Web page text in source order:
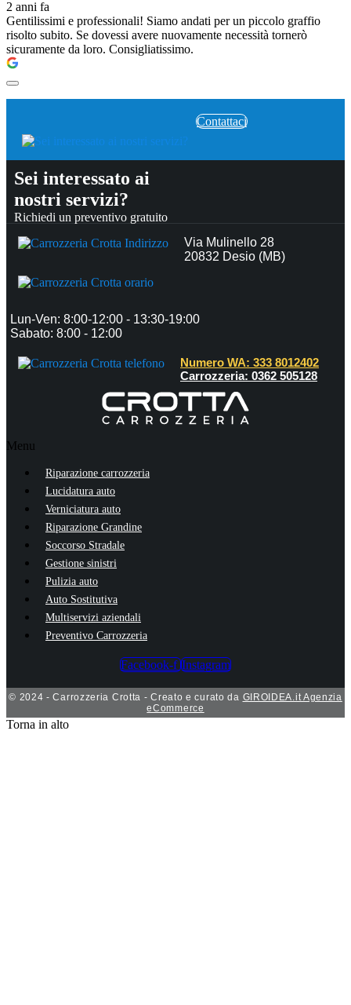
2 anni fa
Gentilissimi e professionali! Siamo andati per un piccolo graffio
risolto subito. Se dovessi avere nuovamente necessità tornerò
sicuramente da loro. Consigliatissimo.
Sei interessato ai
nostri servizi?
Richiedi un preventivo gratuito
Contattaci
Via Mulinello 28
20832 Desio (MB)
Lun-Ven: 8:00-12:00 - 13:30-19:00
Sabato: 8:00 - 12:00
Numero WA: 333 8012402
Carrozzeria: 0362 505128
Menu
Riparazione carrozzeria
Lucidatura auto
Verniciatura auto
Riparazione Grandine
Soccorso Stradale
Gestione sinistri
Pulizia auto
Auto Sostitutiva
Multiservizi aziendali
Preventivo Carrozzeria
Facebook-f Instagram
© 2024 - Carrozzeria Crotta - Creato e curato da GIROIDEA.it Agenzia
eCommerce
Torna in alto